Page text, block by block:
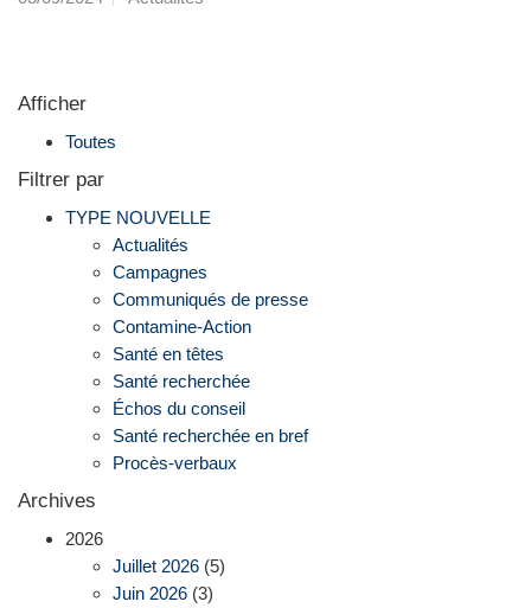
Afficher
Toutes
Filtrer par
TYPE NOUVELLE
Actualités
Campagnes
Communiqués de presse
Contamine-Action
Santé en têtes
Santé recherchée
Échos du conseil
Santé recherchée en bref
Procès-verbaux
Archives
2026
Juillet 2026 (5)
Juin 2026 (3)